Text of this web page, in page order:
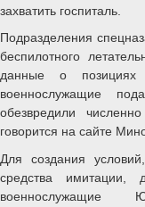
захватить госпиталь.
Подразделения
беспилотного
данные о позициях
военнослужащие
обезвредили
говорится на сайте
Для создания
средства
военнослужащие